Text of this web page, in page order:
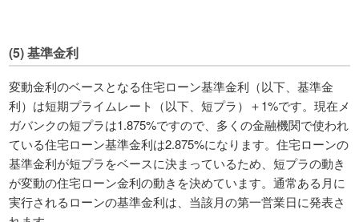
(5) 基準金利
変動金利のベースとなる住宅ローン基準金利（以下、基準金
利）は短期プライムレート（以下、短プラ）＋1%です。現在メ
ガバンクの短プラは1.875%ですので、多くの金融機関で使われ
ている住宅ローン基準金利は2.875%になります。住宅ローンの
基準金利が短プラをベースに決まっているため、短プラの動き
が変動の住宅ローン金利の動きを決めています。通常ある月に
実行されるローンの基準金利は、当該月の第一営業日に発表さ